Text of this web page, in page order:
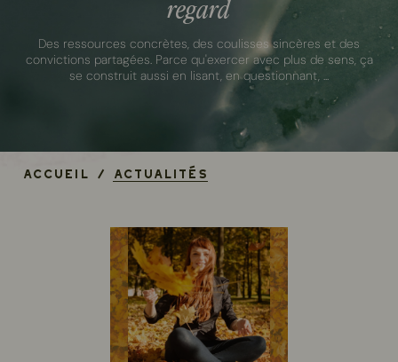
regard
Des ressources concrètes, des coulisses sincères et des
convictions partagées. Parce qu'exercer avec plus de sens, ça
se construit aussi en lisant, en questionnant, ...
Accueil / Actualités